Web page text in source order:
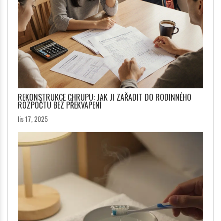
REKONSTRUKCE CHRUPU: JAK JI ZAŘADIT DO RODINNÉHO
ROZPOČTU BEZ PŘEKVAPENÍ
lis 17, 2025